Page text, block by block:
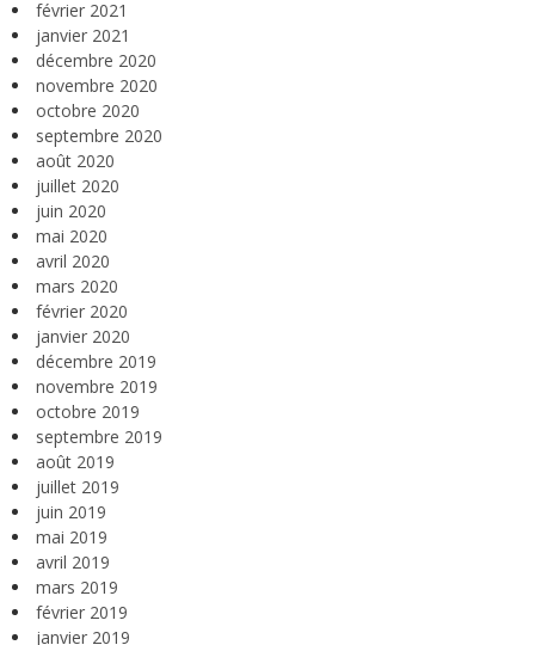
février 2021
janvier 2021
décembre 2020
novembre 2020
octobre 2020
septembre 2020
août 2020
juillet 2020
juin 2020
mai 2020
avril 2020
mars 2020
février 2020
janvier 2020
décembre 2019
novembre 2019
octobre 2019
septembre 2019
août 2019
juillet 2019
juin 2019
mai 2019
avril 2019
mars 2019
février 2019
janvier 2019